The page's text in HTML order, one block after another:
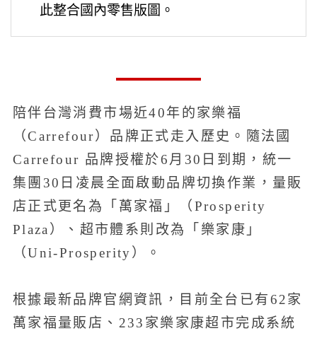
此整合國內零售版圖。
陪伴台灣消費市場近40年的家樂福
（Carrefour）品牌正式走入歷史。隨法國
Carrefour 品牌授權於6月30日到期，統一
集團30日凌晨全面啟動品牌切換作業，量販
店正式更名為「萬家福」（Prosperity
Plaza）、超市體系則改為「樂家康」
（Uni-Prosperity）。
根據最新品牌官網資訊，目前全台已有62家
萬家福量販店、233家樂家康超市完成系統